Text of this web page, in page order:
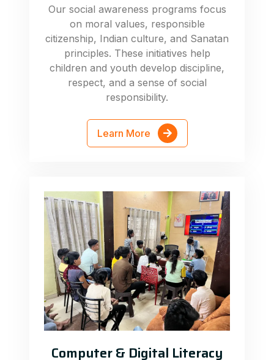
Our social awareness programs focus
on moral values, responsible
citizenship, Indian culture, and Sanatan
principles. These initiatives help
children and youth develop discipline,
respect, and a sense of social
responsibility.
Learn More
Computer & Digital Literacy